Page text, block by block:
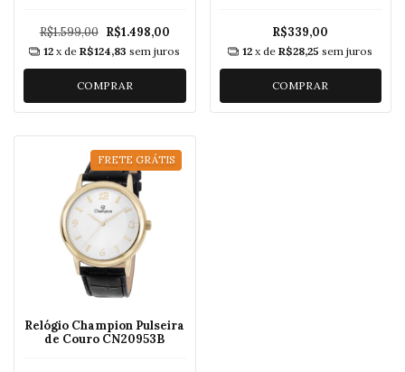
R$1.599,00 R$1.498,00
12 x deR$124,83 sem juros
COMPRAR
R$339,00
12 x deR$28,25 sem juros
COMPRAR
FRETE GRÁTIS
Relógio Champion Pulseira
de Couro CN20953B